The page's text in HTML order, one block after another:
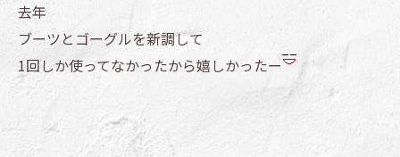
去年
ブーツとゴーグルを新調して
1回しか使ってなかったから嬉しかったー